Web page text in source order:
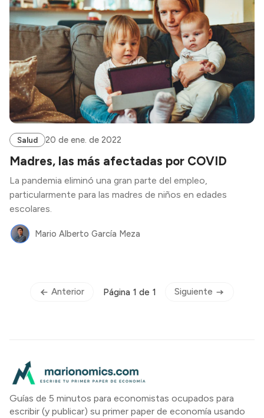
Salud 20 de ene. de 2022
Madres, las más afectadas por COVID
La pandemia eliminó una gran parte del empleo,
particularmente para las madres de niños en edades
escolares.
Mario Alberto García Meza
Anterior Página 1 de 1 Siguiente
Guías de 5 minutos para economistas ocupados para
escribir (y publicar) su primer paper de economía usando